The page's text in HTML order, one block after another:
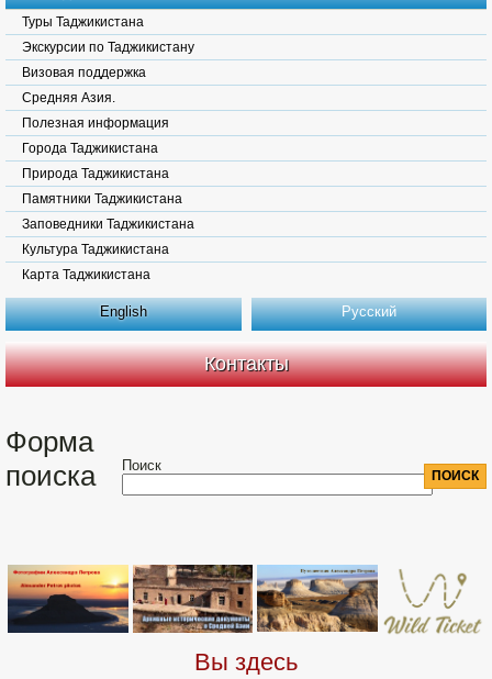
Туры Таджикистана
Экскурсии по Таджикистану
Визовая поддержка
Средняя Азия.
Полезная информация
Города Таджикистана
Природа Таджикистана
Памятники Таджикистана
Заповедники Таджикистана
Культура Таджикистана
Карта Таджикистана
English Русский
Контакты
Форма
поиска
Поиск
Вы здесь